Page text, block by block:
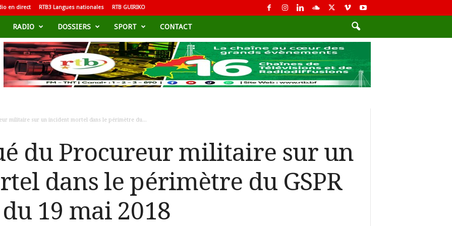
en direct RTB3 Langues nationales RTB GUIRIKO
RADIO DOSSIERS SPORT CONTACT
militaire sur un incident mortel dans le périmètre du...
du Procureur militaire sur un
dans le périmètre du GSPR
19 mai 2018